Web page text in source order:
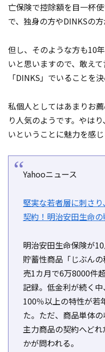
亡保険で控除額を目一杯
で、独身の方やDINKSの
但し、そのような方も10
いと思いますので、敢え
「DINKS」でいることを
私個人としてはあまりお
り人気のようです。やは
いということに魅力を感
Yahooニュース
堅実な若者層に刺さ
契約！明治安田生命
明治安田生命保険が
貯蓄性商品「じぶん
売1カ月で6万8000件
記録。低金利が続く
100％以上の特性が若
た。ただ、商品単体
主力商品の契約へど
かが問われる。